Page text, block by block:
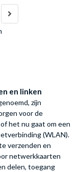
en linken
zijn
voor de
het nu gaat om een
(WLAN).
verzenden en
netwerkkaarten
delen, toegang